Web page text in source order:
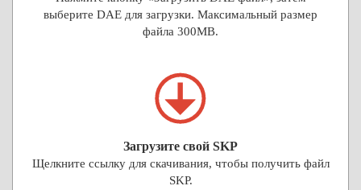
выберите DAE для загрузки. Максимальный размер
файла 300MB.
Загрузите свой SKP
Щелкните ссылку для скачивания, чтобы получить файл
SKP.